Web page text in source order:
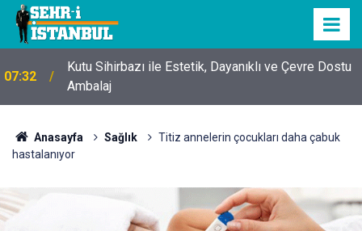
07:32
Kutu Sihirbazı ile Estetik, Dayanıklı ve Çevre Dostu
Ambalaj
Anasayfa Sağlık
Titiz annelerin çocukları daha çabuk
hastalanıyor